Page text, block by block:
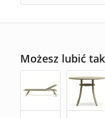
Możesz lubić